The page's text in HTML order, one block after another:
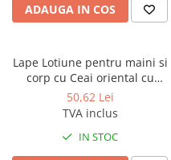
ADAUGA IN COS
Lape Lotiune pentru maini si
corp cu Ceai oriental cu
lamaie 300ml
50,62 Lei
TVA inclus
IN STOC